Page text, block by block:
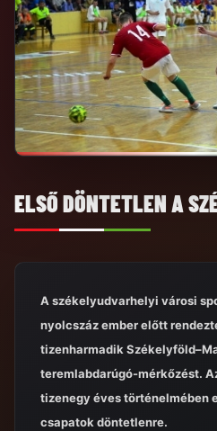
ELSŐ DÖNTETLEN A
A székelyudvarhelyi városi
nyolcszáz ember előtt
tizenharmadik
teremlabdarúgó-mérkőzést.
tizenegy éves történelmében
csapatok döntetlenre.